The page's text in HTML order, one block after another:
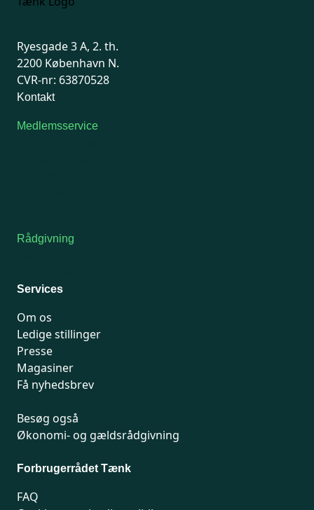
Ryesgade 3 A, 2. th.
2200 København N.
CVR-nr: 63870528
Kontakt
Medlemsservice
Rådgivning
Services
Om os
Ledige stillinger
Presse
Magasiner
Få nyhedsbrev
Besøg også
Økonomi- og gældsrådgivning
Forbrugerrådet Tænk
FAQ